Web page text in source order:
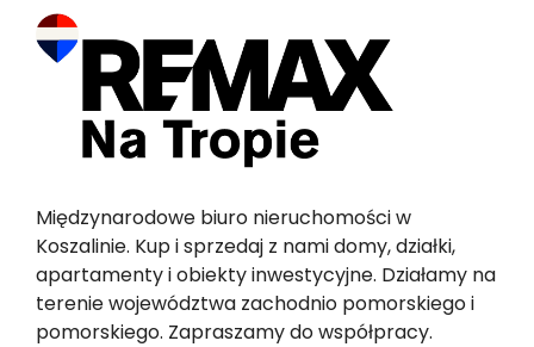
Międzynarodowe biuro nieruchomości w
Koszalinie. Kup i sprzedaj z nami domy, działki,
apartamenty i obiekty inwestycyjne. Działamy na
terenie województwa zachodnio pomorskiego i
pomorskiego. Zapraszamy do współpracy.